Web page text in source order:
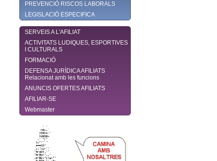
PREVENCIÓ RISCOS LABORALS
LEGISLACIÓ ESPECIFICA
SERVEIS A L'AFILIAT
ACTIVITATS LUDIQUES, ESPORTIVES
I CULTURALS
FORMACIÓ
DEFENSA JURÌDICA AFILIATS
Relacionat amb les funcions
ANUNCIS OFERTES AFILIATS
AFILIAR-SE
Webmaster